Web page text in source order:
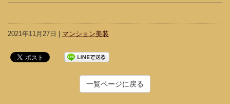
2021年11月27日 | マンション美装
一覧ページに戻る